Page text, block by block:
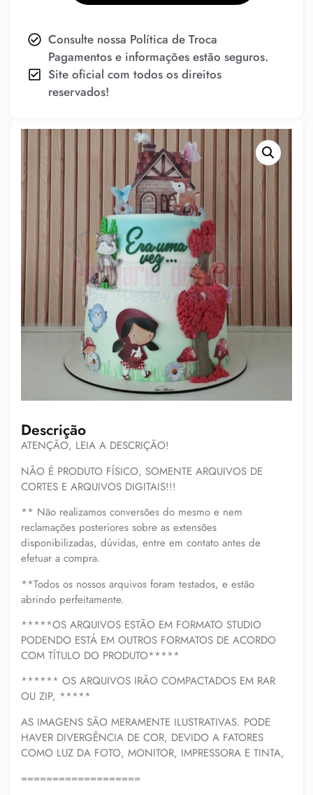
Descrição
ATENÇÃO, LEIA A DESCRIÇÃO!
NÃO É PRODUTO FÍSICO, SOMENTE ARQUIVOS DE
CORTES E ARQUIVOS DIGITAIS!!!
** Não realizamos conversões do mesmo e nem
reclamações posteriores sobre as extensões
disponibilizadas, dúvidas, entre em contato antes de
efetuar a compra.
**Todos os nossos arquivos foram testados, e estão
abrindo perfeitamente.
*****OS ARQUIVOS ESTÃO EM FORMATO STUDIO
PODENDO ESTÁ EM OUTROS FORMATOS DE ACORDO
COM TÍTULO DO PRODUTO*****
****** OS ARQUIVOS IRÃO COMPACTADOS EM RAR
OU ZIP, *****
AS IMAGENS SÃO MERAMENTE ILUSTRATIVAS. PODE
HAVER DIVERGÊNCIA DE COR, DEVIDO A FATORES
COMO LUZ DA FOTO, MONITOR, IMPRESSORA E TINTA,
===================
Consulte nossa Política de Troca
Pagamentos e informações estão seguros.
Site oficial com todos os direitos
reservados!